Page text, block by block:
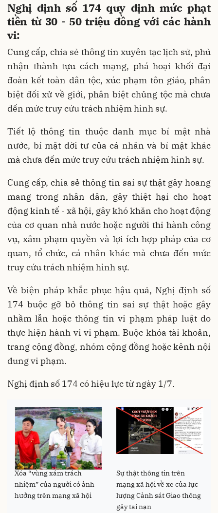
Nghị định số 174 quy định mức phạt
tiền từ 30 - 50 triệu đồng với các hành
vi:
Cung cấp, chia sẻ thông tin xuyên tạc lịch sử, phủ
nhận thành tựu cách mạng, phá hoại khối đại
đoàn kết toàn dân tộc, xúc phạm tôn giáo, phân
biệt đối xử về giới, phân biệt chủng tộc mà chưa
đến mức truy cứu trách nhiệm hình sự.
Tiết lộ thông tin thuộc danh mục bí mật nhà
nước, bí mật đời tư của cá nhân và bí mật khác
mà chưa đến mức truy cứu trách nhiệm hình sự.
Cung cấp, chia sẻ thông tin sai sự thật gây hoang
mang trong nhân dân, gây thiệt hại cho hoạt
động kinh tế - xã hội, gây khó khăn cho hoạt động
của cơ quan nhà nước hoặc người thi hành công
vụ, xâm phạm quyền và lợi ích hợp pháp của cơ
quan, tổ chức, cá nhân khác mà chưa đến mức
truy cứu trách nhiệm hình sự.
Về biện pháp khắc phục hậu quả, Nghị định số
174 buộc gỡ bỏ thông tin sai sự thật hoặc gây
nhầm lẫn hoặc thông tin vi phạm pháp luật do
thực hiện hành vi vi phạm. Buộc khóa tài khoản,
trang cộng đồng, nhóm cộng đồng hoặc kênh nội
dung vi phạm.
Nghị định số 174 có hiệu lực từ ngày 1/7.
Xóa “vùng xám trách
nhiệm” của người có ảnh
hưởng trên mạng xã hội
Sự thật thông tin trên
mạng xã hội về xe của lực
lượng Cảnh sát Giao thông
gây tai nạn